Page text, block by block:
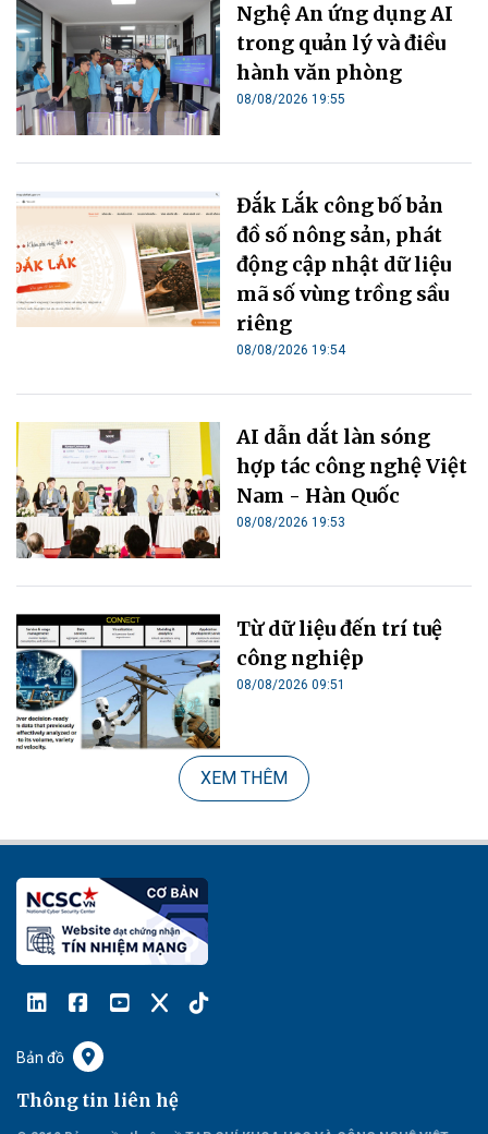
Nghệ An ứng dụng AI
trong quản lý và điều
hành văn phòng
08/08/2026 19:55
Đắk Lắk công bố bản
đồ số nông sản, phát
động cập nhật dữ liệu
mã số vùng trồng sầu
riêng
08/08/2026 19:54
AI dẫn dắt làn sóng
hợp tác công nghệ Việt
Nam - Hàn Quốc
08/08/2026 19:53
Từ dữ liệu đến trí tuệ
công nghiệp
08/08/2026 09:51
XEM THÊM
Bản đồ
Thông tin liên hệ